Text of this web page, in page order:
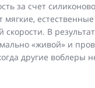
за счет
мягкие,
В
«живой» и
другие воблеры